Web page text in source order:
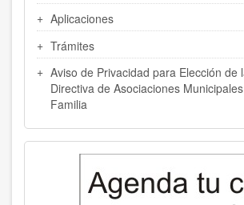
Aplicaciones
Trámites
Aviso de Privacidad para Elección de
Directiva de Asociaciones
Familia